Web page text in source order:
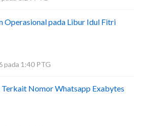
Operasional pada Libur Idul Fitri
pada 1:40 PTG
Terkait Nomor Whatsapp Exabytes